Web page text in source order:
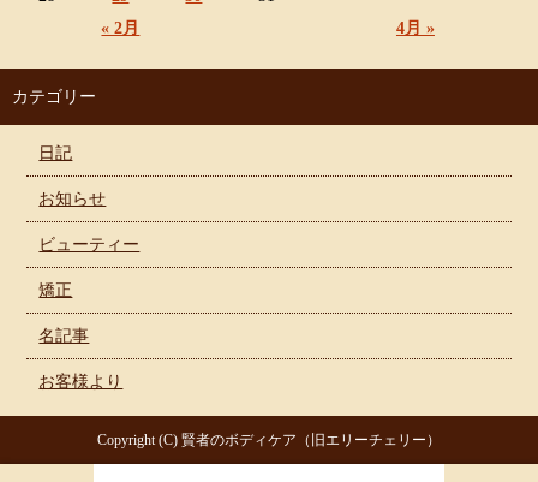
« 2月 4月 »
カテゴリー
日記
お知らせ
ビューティー
矯正
名記事
お客様より
Copyright (C) 賢者のボディケア（旧エリーチェリー）